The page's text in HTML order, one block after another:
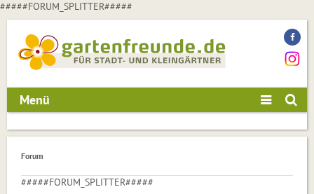
#####FORUM_SPLITTER#####
Menü
Forum
#####FORUM_SPLITTER#####